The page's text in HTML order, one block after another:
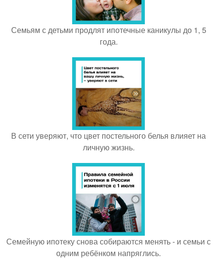
Семьям с детьми продлят ипотечные каникулы до 1, 5
года.
В сети уверяют, что цвет постельного белья влияет на
личную жизнь.
Семейную ипотеку снова собираются менять - и семьи с
одним ребёнком напряглись.